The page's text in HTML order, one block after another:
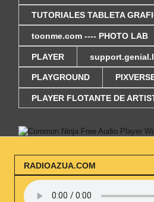
TUTORIALES TABLETA
toonme.com ---- PHOTO LAB
PLAYER
PLAYGROUND
PLAYER FLOTANTE DE
Free Audio Player
RADIOAZUA.COM